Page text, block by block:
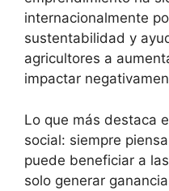
internacionalmente
sustentabilidad y
agricultores a
impactar
Lo que más destaca
social: siempre
puede beneficiar a
solo generar